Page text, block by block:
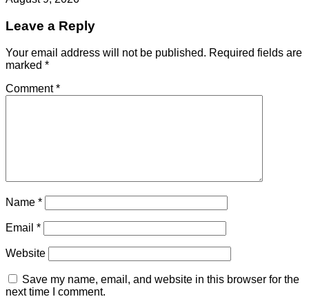
Leave a Reply
Your email address will not be published. Required fields are
marked *
Comment*
Name *
Email *
Website
Save my name, email, and website in this browser for the
next time I comment.